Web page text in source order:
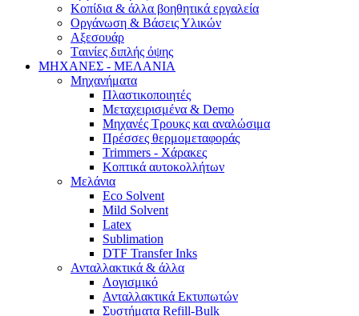
Κοπίδια & άλλα βοηθητικά εργαλεία
Οργάνωση & Βάσεις Υλικών
Αξεσουάρ
Tαινίες διπλής όψης
ΜΗΧΑΝΕΣ - ΜΕΛΑΝΙΑ
Μηχανήματα
Πλαστικοποιητές
Mεταχειρισμένα & Demo
Mηχανές Τρουκς και αναλώσιμα
Πρέσσες θερμομεταφοράς
Trimmers - Χάρακες
Κοπτικά αυτοκολλήτων
Μελάνια
Eco Solvent
Mild Solvent
Latex
Sublimation
DTF Transfer Inks
Ανταλλακτικά & άλλα
Λογισμικό
Ανταλλακτικά Εκτυπωτών
Συστήματα Refill-Bulk